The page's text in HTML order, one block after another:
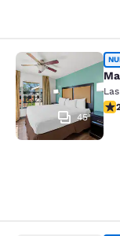
MainStay
45